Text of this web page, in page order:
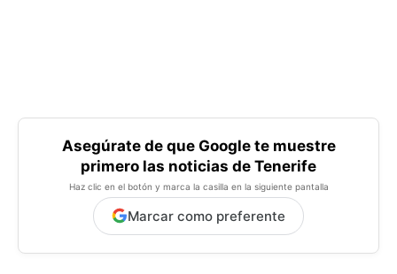
Asegúrate de que Google te muestre
primero las noticias de Tenerife
Haz clic en el botón y marca la casilla en la siguiente pantalla
Marcar como preferente